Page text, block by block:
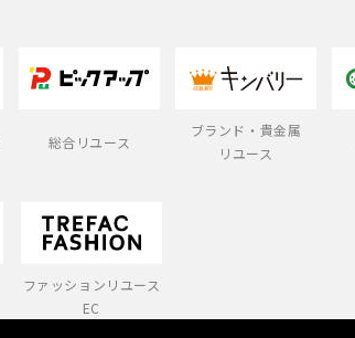
総合リユース
ブランド・貴金属
リユース
ファッションリユース
EC